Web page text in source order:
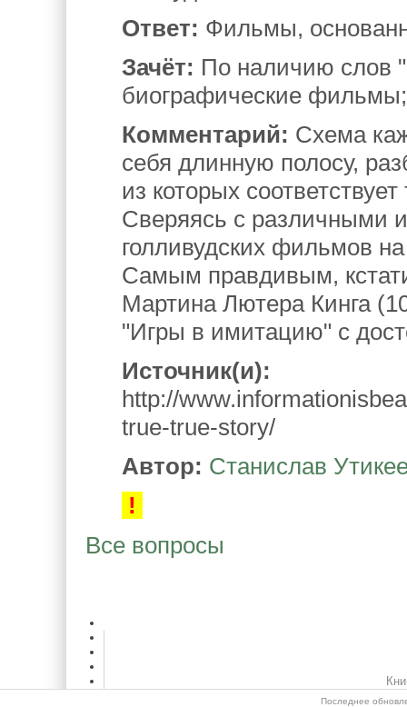
Ответ: Фильмы,
Зачёт: По наличию слов
биографические
Комментарий: Схема
себя длинную полосу,
из которых
Сверяясь с различными
голливудских фильмов
Самым правдивым,
Мартина Лютера Кинга
"Игры в имитацию" с
Источник(и):
http://
true-true-story/
Автор: Станислав
!
Все вопросы
Последнее